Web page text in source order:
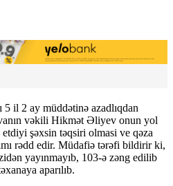
il 2 ay müddətinə azadlıqdan
vəkili Hikmət Əliyev onun yol
şəxsin təqsiri olmasi ve qəza
rədd edir. Müdafiə tərəfi bildirir ki,
yayınmayıb, 103-ə zəng edilib
aparılıb.